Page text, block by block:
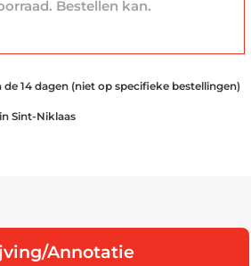
Bestellen kan.
14 dagen (niet op specifieke bestellingen)
Sint-Niklaas
Annotatie